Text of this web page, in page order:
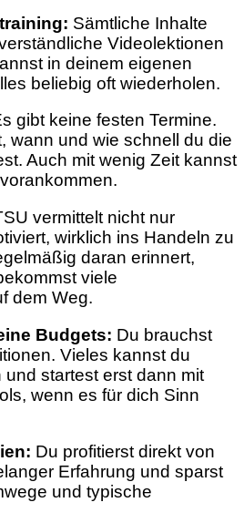
Sämtliche Inhalte
Videolektionen
in deinem eigenen
beliebig oft wiederholen.
gibt keine festen Termine.
wann und wie schnell du die
Auch mit wenig Zeit kannst
vermittelt nicht nur
wirklich ins Handeln zu
daran erinnert,
viele
dem Weg.
Budgets: Du brauchst
Vieles kannst du
startest erst dann mit
wenn es für dich Sinn
Du profitierst direkt von
Erfahrung und sparst
und typische